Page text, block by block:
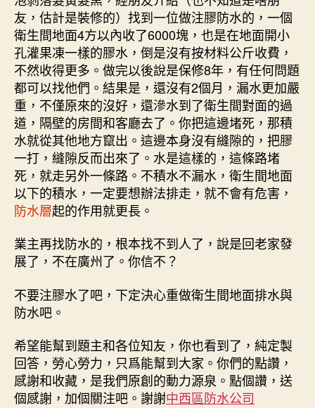
友，估計是裝修的）找到一位做注膠防水的，一個
衛生間地面4方以內收了6000塊，也是在地面開小
孔灌果凍一樣的膠水，倒是沒有按材料公斤收費，
不然收得更多。做完以後說是保修8年，有任何問題
都可以找他們。結果是，還沒有2個月，漏水更加嚴
重，不僅原來的沒好，還滲水到了衛生間對面的過
道，隔壁的房間和客廳去了。你把這邊堵死，那積
水就從其他地方竄出。這邊本身沒有縫隙的，把膠
一打，縫隙反而出來了。水是這樣的，這條路堵
死，就走另外一條路。不積水不漏水，衛生間地面
以下的積水，一定要想辦法排走，就不會有危害，
防水層起的作用就更長。
業主再找防水的，根本找不到人了，說是回老家發
展了，不在廣州了。你信不？
不要注膠水了吧，下定決心重做衛生間地面排水與
防水吧。
希望能幫到題主和各位知友，你也看到了，純定製
回答，勞心勞力，只爲能幫到大家。你們的點讚，
感謝和收藏，是我們原創的動力源泉。點個讚，送
個感謝，加個關注吧。謝謝中西區防水公司